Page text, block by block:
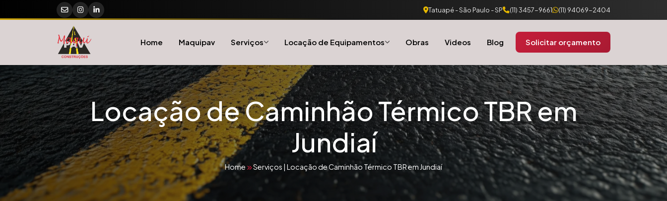
Tatuapé - São Paulo - SP (11) 3457-9661 (11) 94069-2404
Home Maquipav Serviços Locação de Equipamentos Obras Videos Blog Solicitar orçamento
Locação de Caminhão Térmico TBR em
Jundiaí
Home Serviços | Locação de Caminhão Térmico TBR em Jundiaí